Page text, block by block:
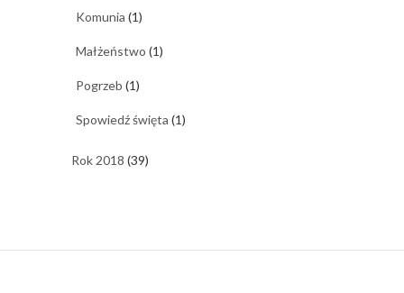
Komunia (1)
Małżeństwo (1)
Pogrzeb (1)
Spowiedź święta (1)
Rok 2018 (39)